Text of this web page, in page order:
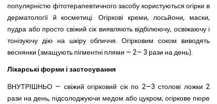
популярністю фітотерапевтичного засобу користуються огірки в
дерматології й косметиці. Огіркові креми, лосьйони, маски,
пудра або просто свіжий сік виявляють відбілюючу, освіжаючу і
тонізуючу дію на шкіру обличчя. Огірковим соком виводять
веснянки (змащують пігментні плями — 2— 3 рази на день).
Лікарські форми і застосування
ВНУТРІШНЬО — свіжий огірковий сік по 2—3 столові ложки 2
рази на день, підсолоджуючи медом або цукром; огіркове пюре